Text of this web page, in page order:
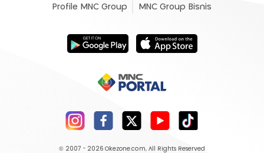
Profile MNC Group MNC Group Bisnis
© 2007 - 2026 Okezone.com, All Rights Reserved